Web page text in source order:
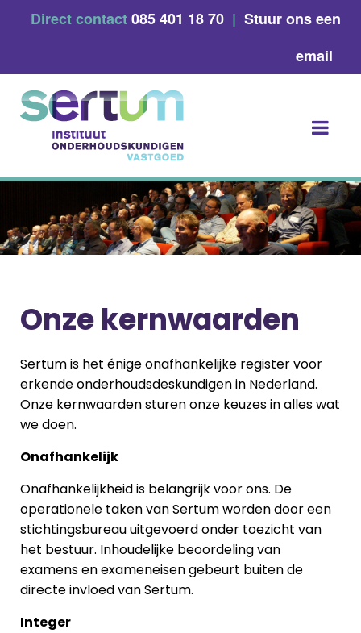
Direct contact085 401 18 70 | Stuur ons een
email
Onze kernwaarden
Sertum is het énige onafhankelijke register voor
erkende onderhoudsdeskundigen in Nederland.
Onze kernwaarden sturen onze keuzes in alles wat
we doen.
Onafhankelijk
Onafhankelijkheid is belangrijk voor ons. De
operationele taken van Sertum worden door een
stichtingsbureau uitgevoerd onder toezicht van
het bestuur. Inhoudelijke beoordeling van
examens en exameneisen gebeurt buiten de
directe invloed van Sertum.
Integer